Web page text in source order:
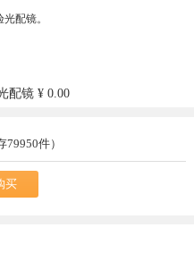
配镜。
配镜 ¥ 0.00
79950件）
买